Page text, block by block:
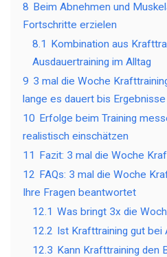
8 Beim Abnehmen und
Fortschritte erzielen
8.1 Kombination aus
Ausdauertraining im Alltag
9 3 mal die Woche
lange es dauert bis
10 Erfolge beim Training
realistisch einschätzen
11 Fazit: 3 mal die Woche
12 FAQs: 3 mal die Woche
Ihre Fragen beantwortet
12.1 Was bringt 3x die
12.2 Ist Krafttraining gut bei
12.3 Kann Krafttraining den